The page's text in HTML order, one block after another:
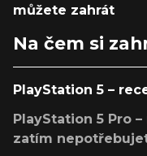
můžete zahrát
Na čem si
PlayStation 5 –
PlayStation 5 Pro
zatím